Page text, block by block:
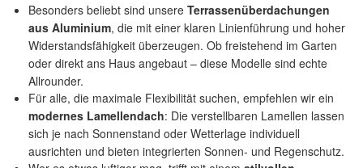
Besonders beliebt sind unsere Terrassenüberdachungen
aus Aluminium, die mit einer klaren Linienführung und hoher
Widerstandsfähigkeit überzeugen. Ob freistehend im Garten
oder direkt ans Haus angebaut – diese Modelle sind echte
Allrounder.
Für alle, die maximale Flexibilität suchen, empfehlen wir ein
modernes Lamellendach: Die verstellbaren Lamellen lassen
sich je nach Sonnenstand oder Wetterlage individuell
ausrichten und bieten integrierten Sonnen- und Regenschutz.